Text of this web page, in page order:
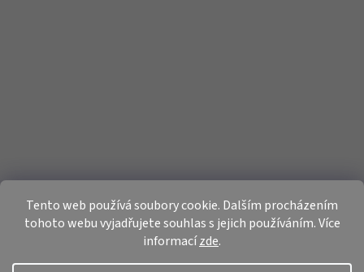
Tento web používá soubory cookie. Dalším procházením
tohoto webu vyjadřujete souhlas s jejich používáním. Více
informacízde.